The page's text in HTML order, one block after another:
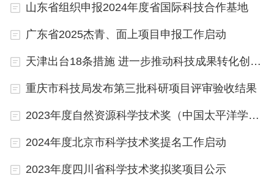
（二）结项公示结束后，不再报送纸质结项报告，结
项证书在系统里下载打印。
省科技厅规划政法处： 0371-65907334
附件：1.河南省软科学研究计划项目结项要求
山东省组织申报2024年度省国际科技合作基地
广东省2025杰青、面上项目申报工作启动
天津出台18条措施 进一步推动科技成果转化创新改革
重庆市科技局发布第三批科研项目评审验收结果
2023年度自然资源科学技术奖（中国太平洋学会评审组）申报项目公示
2024年度北京市科学技术奖提名工作启动
2023年度四川省科学技术奖拟奖项目公示